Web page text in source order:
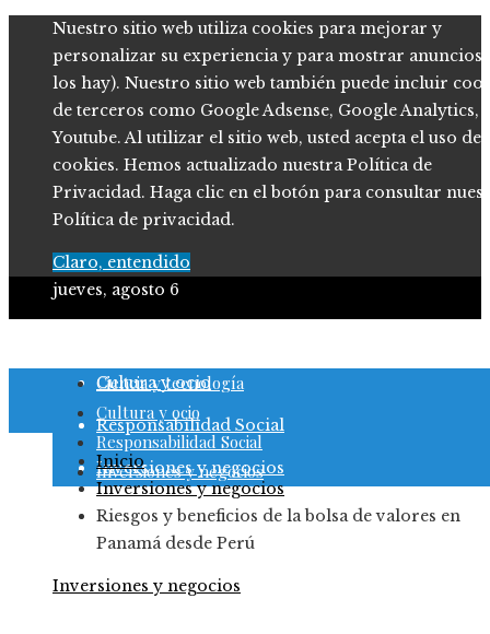
Nuestro sitio web utiliza cookies para mejorar y
personalizar su experiencia y para mostrar anuncios
los hay). Nuestro sitio web también puede incluir
de terceros como Google Adsense, Google Analytics,
Youtube. Al utilizar el sitio web, usted acepta el uso de
cookies. Hemos actualizado nuestra Política de
Privacidad. Haga clic en el botón para consultar
Política de privacidad.
Claro, entendido
jueves, agosto 6
Cultura y ocio
Responsabilidad Social
Inversiones y negocios
Ciencia y tecnología
Cultura y ocio
Responsabilidad Social
Inversiones y negocios
Inicio
Inversiones y negocios
Riesgos y beneficios de la bolsa de valores en
Panamá desde Perú
Inversiones y negocios